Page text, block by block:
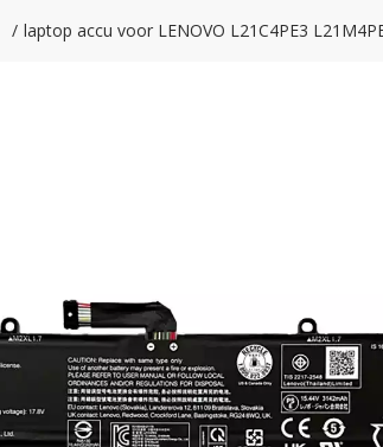
laptop accu voor LENOVO L21C4PE3